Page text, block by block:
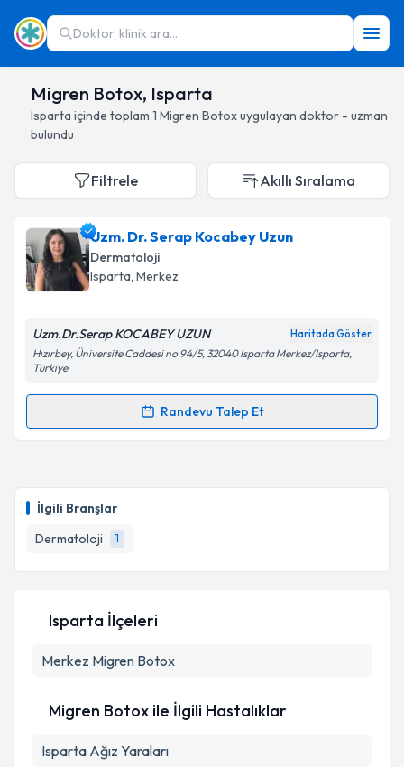
Doktor, klinik ara...
Migren Botox, Isparta
Isparta içinde toplam 1 Migren Botoxuygulayan doktor - uzman
bulundu
İlgili Branşlar
Dermatoloji
1
Filtrele Akıllı Sıralama
Uzm. Dr. Serap Kocabey Uzun
Dermatoloji
Isparta, Merkez
Uzm.Dr.Serap KOCABEY UZUN Haritada Göster
Hızırbey, Üniversite Caddesi no 94/5, 32040 Isparta Merkez/Isparta,
Türkiye
Randevu Talep Et
Randevu Takvimi Talebi
için bir takvim hazırlandığında e-posta ile
bilgilendireceğiz.
E-posta Adresiniz
Kişisel verilerimin işlenmesine ilişkin
Takvim Talebini Gönder
Isparta İlçeleri
Merkez Migren Botox
Migren Botox ile İlgili Hastalıklar
Isparta Ağız Yaraları